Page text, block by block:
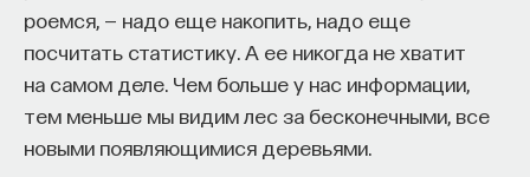
роемся, — надо еще накопить, надо еще
посчитать статистику. А ее никогда не хватит
на самом деле. Чем больше у нас информации,
тем меньше мы видим лес за бесконечными, все
новыми появляющимися деревьями.
обстоятельства: очередная любовная интрижка
заканчивается дуэлями, скабрезными стишками,
оскорблением, и Лопе вынужден бежать
не первый и не последний раз. Оказавшись
в Валенсии, он знакомится с целым кругом